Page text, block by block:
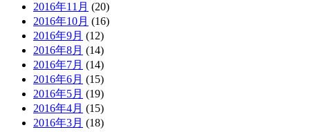
2016年11月 (20)
2016年10月 (16)
2016年9月 (12)
2016年8月 (14)
2016年7月 (14)
2016年6月 (15)
2016年5月 (19)
2016年4月 (15)
2016年3月 (18)